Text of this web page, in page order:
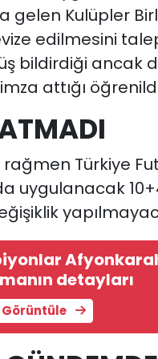
gelen Kulüpler
edilmesini
bildirdiği ancak
attığı
Türkiye
uygulanacak
detayları
Görüntüle